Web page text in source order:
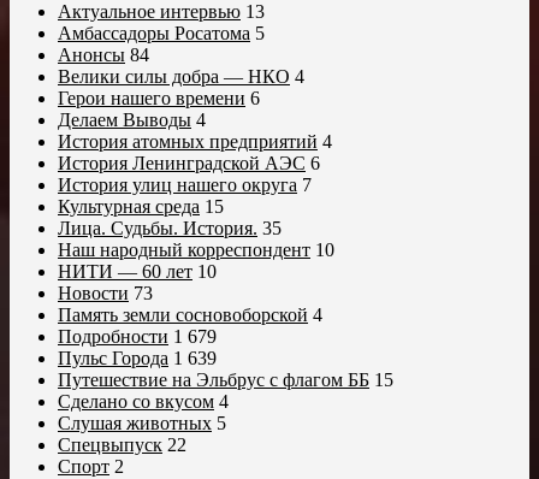
Актуальное интервью 13
Амбассадоры Росатома 5
Анонсы 84
Велики силы добра — НКО 4
Герои нашего времени 6
Делаем Выводы 4
История атомных предприятий 4
История Ленинградской АЭС 6
История улиц нашего округа 7
Культурная среда 15
Лица. Судьбы. История. 35
Наш народный корреспондент 10
НИТИ — 60 лет 10
Новости 73
Память земли сосновоборской 4
Подробности 1 679
Пульс Города 1 639
Путешествие на Эльбрус с флагом ББ 15
Сделано со вкусом 4
Слушая животных 5
Спецвыпуск 22
Спорт 2